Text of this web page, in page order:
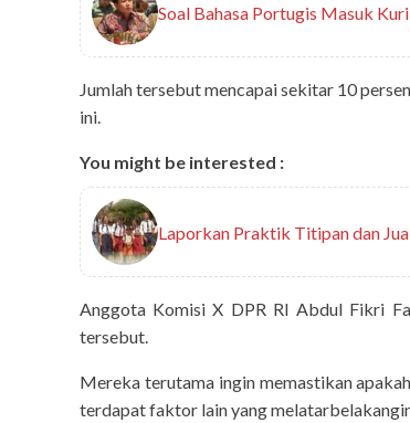
Soal Bahasa Portugis Masuk
Jumlah tersebut mencapai sekitar 10
ini.
You might be interested :
Laporkan Praktik Titipan dan
Anggota Komisi X DPR RI Abdul Fikri
tersebut.
Mereka terutama ingin memastikan
terdapat faktor lain yang